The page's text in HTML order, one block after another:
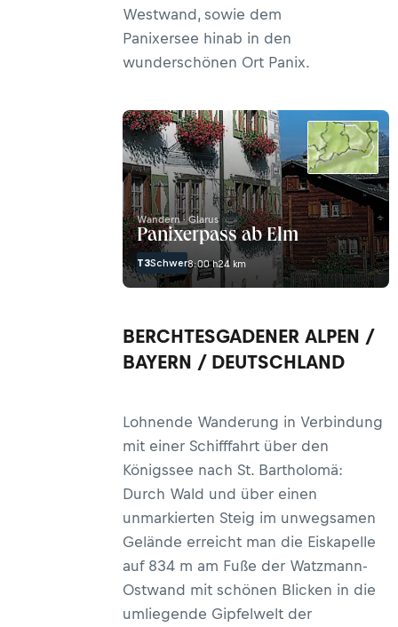
Westwand, sowie dem
Panixersee hinab in den
wunderschönen Ort Panix.
Wandern · Glarus
Panixerpass ab Elm
T3Schwer8:00 h24 km
BERCHTESGADENER ALPEN /
BAYERN / DEUTSCHLAND
Lohnende Wanderung in Verbindung
mit einer Schifffahrt über den
Königssee nach St. Bartholomä:
Durch Wald und über einen
unmarkierten Steig im unwegsamen
Gelände erreicht man die Eiskapelle
auf 834 m am Fuße der Watzmann-
Ostwand mit schönen Blicken in die
umliegende Gipfelwelt der